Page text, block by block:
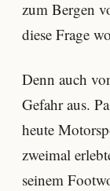
zum Bergen
diese Frage
Denn auch
Gefahr aus.
heute
zweimal
seinem